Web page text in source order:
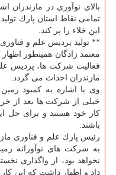
بالای نوآوری در مازندران
تمامی نقاط استان پارك
این خلاء را پر كند.
** تولید پردیس علم و فناوری
معتمد زادگان همینطور
فعالیت شركت ها، پردیس
مازندران احداث می گردد.
وی با اشاره به كمبود
خیلی از شركت ها بعد از
كار خود هستند و برای حل
باشند.
رئیس پارك علم و فناوری
به شركت های نوآورانه
نخواهد بود، از واگذاری
داد و اظهار داشت كه این كار